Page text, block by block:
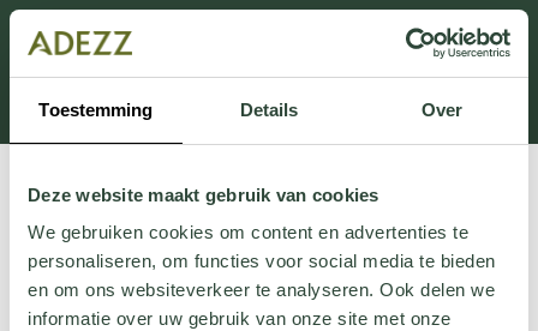
Toestemming Details Over
Deze website maakt gebruik van cookies
We gebruiken cookies om content en advertenties te
personaliseren, om functies voor social media te bieden
en om ons websiteverkeer te analyseren. Ook delen we
informatie over uw gebruik van onze site met onze
Dit onderdeel is momenteel in onderhoud.
Als je informatie mist kun je ons bellen +31 413 274
168 of mailen
Customersupport@adezz.com.